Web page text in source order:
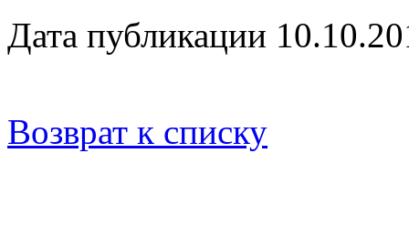
Дата публикации
Возврат к списку